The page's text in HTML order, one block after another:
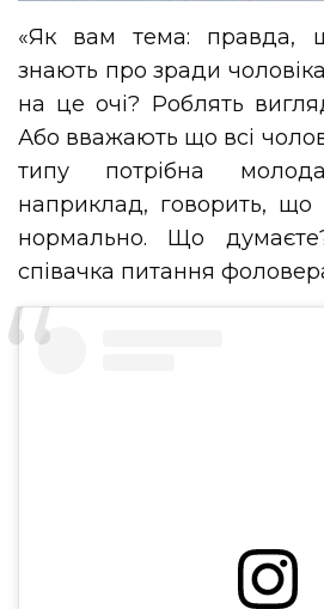
«Як вам тема: правда,
знають про зради
на це очі? Роблять
Або вважають що всі
типу потрібна
наприклад, говорить, що
нормально. Що
співачка питання